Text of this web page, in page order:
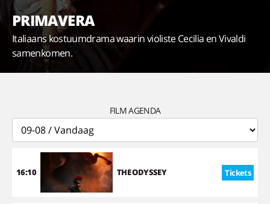
PRIMAVERA
Italiaans kostuumdrama waarin violiste Cecilia en Vivaldi
samenkomen.
FILM AGENDA
16:10 THE ODYSSEY Tickets